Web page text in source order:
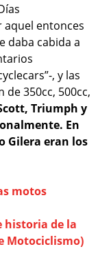
aquel entonces
daba cabida a
, y las
350cc, 500cc,
Triumph y
En
Gilera eran los
motos
historia de la
Motociclismo)